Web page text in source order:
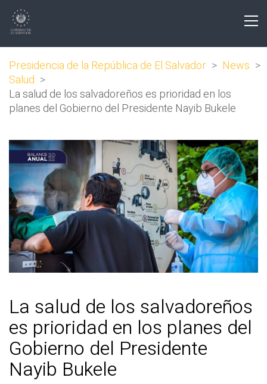
Presidencia de la República de El Salvador > News >
Salud >
La salud de los salvadoreños es prioridad en los
planes del Gobierno del Presidente Nayib Bukele
La salud de los salvadoreños
es prioridad en los planes del
Gobierno del Presidente
Nayib Bukele